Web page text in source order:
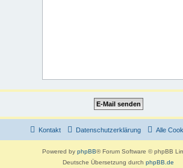
Alle
Datenschutzerklärung
Kontakt
Powered by phpBB® Forum Software © phpBB
Deutsche Übersetzung durch phpBB.de